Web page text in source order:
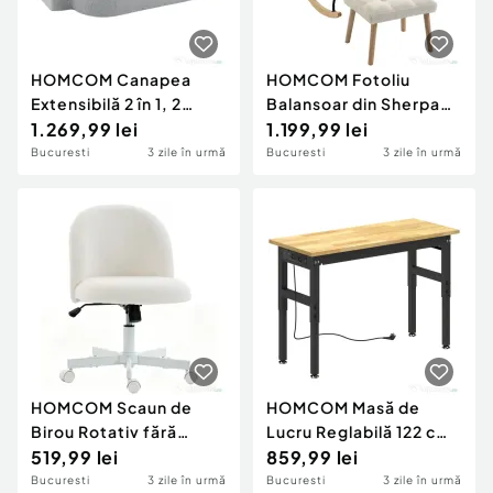
HOMCOM Canapea
Extensibilă 2 în 1, 2
Locuri, cu 2 Perne
Detașabile, Brațe
Deschis
1.269,99 lei
Bucuresti 3 zile în urmă
HOMCOM Fotoliu
Balansoar din Sherpa
cu Taburet, Buzunare
Laterale, Șezut Gros,
1.199,99 lei
Bucuresti 3 zile în urmă
HOMCOM Scaun de
Birou Rotativ fără
Cotiere, Înălțime
Reglabilă, Crem
519,99 lei
Bucuresti 3 zile în urmă
HOMCOM Masă de
Lucru Reglabilă 122 cm,
Blat Robust din Lemn
de Cauciuc, 2 Prize AC
859,99 lei
Bucuresti 3 zile în urmă